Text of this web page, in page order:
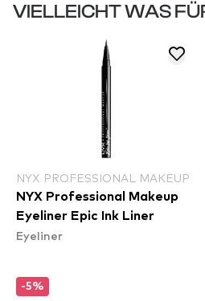
VIELLEICHT WAS
NYX PROFESSIONAL MAKEUP
NYX Professional Makeup
Eyeliner Epic Ink Liner
Eyeliner
-5%